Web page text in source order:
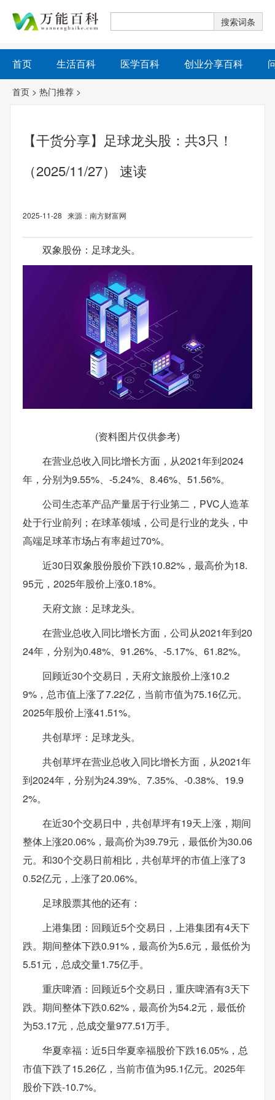
首页 生活百科 医学百科 创业分享百科
首页 > 热门推荐 >
【干货分享】足球龙头股：共3只！
（2025/11/27） 速读
2025-11-28 来源：南方财富网
双象股份：足球龙头。
(资料图片仅供参考)
在营业总收入同比增长方面，从2021年到2024
年，分别为9.55%、-5.24%、8.46%、51.56%。
公司生态革产品产量居于行业第二，PVC人造革
处于行业前列；在球革领域，公司是行业的龙头，中
高端足球革市场占有率超过70%。
近30日双象股份股价下跌10.82%，最高价为18.
95元，2025年股价上涨0.18%。
天府文旅：足球龙头。
在营业总收入同比增长方面，公司从2021年到20
24年，分别为0.48%、91.26%、-5.17%、61.82%。
回顾近30个交易日，天府文旅股价上涨10.2
9%，总市值上涨了7.22亿，当前市值为75.16亿元。
2025年股价上涨41.51%。
共创草坪：足球龙头。
共创草坪在营业总收入同比增长方面，从2021年
到2024年，分别为24.39%、7.35%、-0.38%、19.9
2%。
在近30个交易日中，共创草坪有19天上涨，期间
整体上涨20.06%，最高价为39.79元，最低价为30.06
元。和30个交易日前相比，共创草坪的市值上涨了3
0.52亿元，上涨了20.06%。
足球股票其他的还有：
上港集团：回顾近5个交易日，上港集团有4天下
跌。期间整体下跌0.91%，最高价为5.6元，最低价为
5.51元，总成交量1.75亿手。
重庆啤酒：回顾近5个交易日，重庆啤酒有3天下
跌。期间整体下跌0.62%，最高价为54.2元，最低价
为53.17元，总成交量977.51万手。
华夏幸福：近5日华夏幸福股价下跌16.05%，总
市值下跌了15.26亿，当前市值为95.1亿元。2025年
股价下跌-10.7%。